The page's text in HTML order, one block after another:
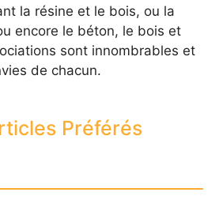
la résine et le bois, ou la
encore le béton, le bois et
sont innombrables et
de chacun.
Préférés